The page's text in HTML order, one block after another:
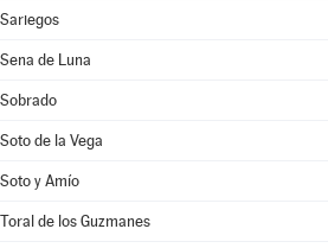
Sariegos
Sena de Luna
Sobrado
Soto de la Vega
Soto y Amío
Toral de los Guzmanes